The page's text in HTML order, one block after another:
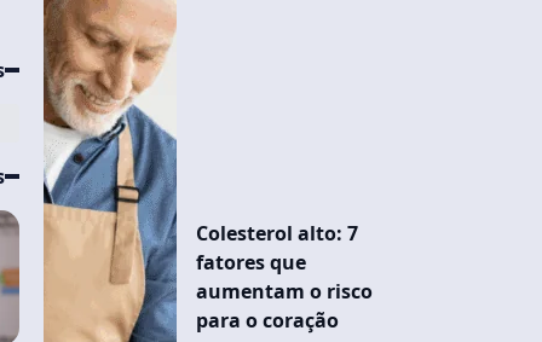
Colesterol alto: 7
fatores que
aumentam o risco
para o coração